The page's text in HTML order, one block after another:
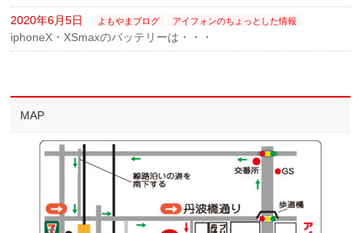
2020年6月5日 よもやまブログ アイフォンのちょっとした情報
iphoneX・XSmaxのバッテリーは・・・
MAP